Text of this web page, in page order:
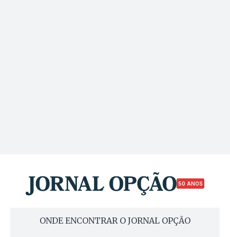
50 ANOS
ONDE ENCONTRAR O JORNAL OPÇÃO